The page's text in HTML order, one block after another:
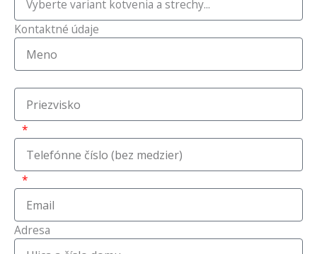
-
f
mt
Kontaktné údaje
Adresa